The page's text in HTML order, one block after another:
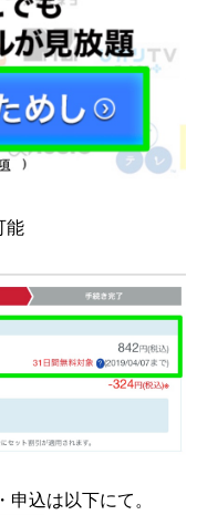
能
込は以下にて。